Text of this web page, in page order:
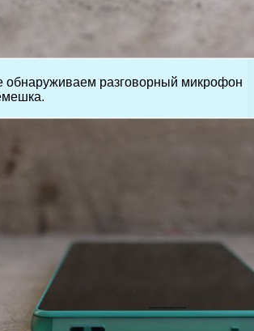
обнаруживаем разговорный микрофон